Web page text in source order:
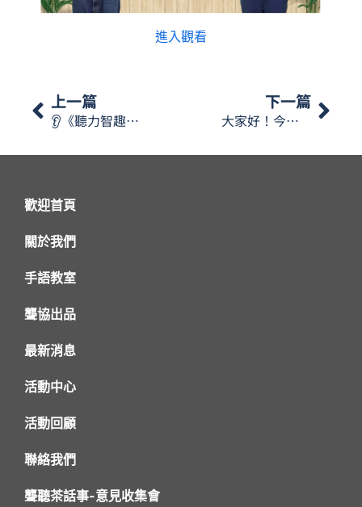
進入觀看
上一篇
👂《聽力智趣學》系列講座【 享受食物 保護聽力】😋
下一篇
大家好！今日《心靈手語》會同大家講講粵劇和歌劇，一齊學下相關嘅手語啦。
歡迎首頁
關於我們
手語教室
聾協出品
最新消息
活動中心
活動回顧
聯絡我們
聾聽茶話事-意見收集會